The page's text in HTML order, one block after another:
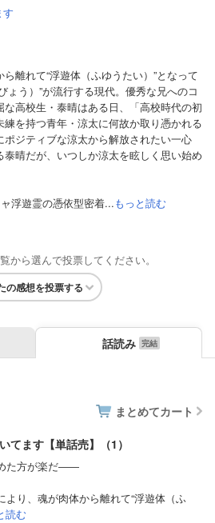
す
離れて“浮遊体（ふゆうたい）”となって
ょう）”が流行する現代。優秀な兄へのコ
高校生・泰晴はある日、「高校時代の初
を持つ青年・涼太に何故か取り憑かれる
ジティブな涼太から解放されたい一心
晴だが、いつしか涼太を眩しく思い始め
浮遊霊の憑依型密着...もっと読む
から選んで投票してください。
の感想を投票する
話読み
まとめてカート
てます【単話売】（1）
た方が楽だ――
より、魂が肉体から離れて“浮遊体（ふ
読む